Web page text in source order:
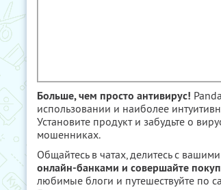
Больше, чем просто антивирус!
использовании и наиболее
Установите продукт и забудьте о
мошенниках.
Общайтесь в чатах, делитесь с
онлайн-банками и совершайте
любимые блоги и путешествуйте по